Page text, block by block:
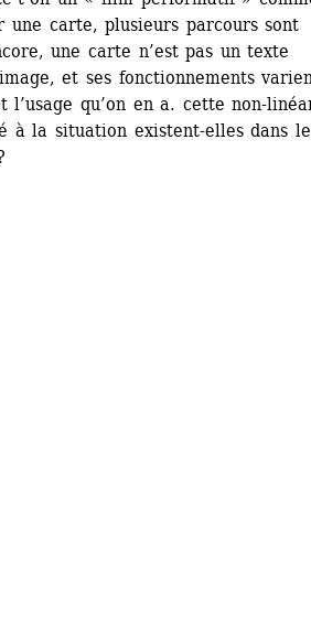
une carte, plusieurs parcours sont
une carte n’est pas un texte
et ses fonctionnements
l’usage qu’on en a. cette non-
à la situation existent-elles dans